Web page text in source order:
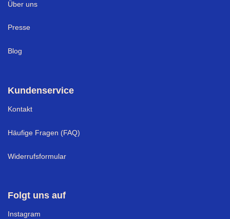
Über uns
Presse
Blog
Kundenservice
Kontakt
Häufige Fragen (FAQ)
Widerrufsformular
Folgt uns auf
Instagram